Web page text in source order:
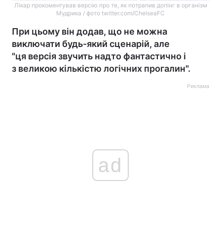
Лікар прокоментував версію про те, як потрапив допінг в організм
Мудрика / фото twitter.com/ChelseaFC
При цьому він додав, що не можна
виключати будь-який сценарій, але
"ця версія звучить надто фантастично і
з великою кількістю логічних прогалин".
Реклама
ad